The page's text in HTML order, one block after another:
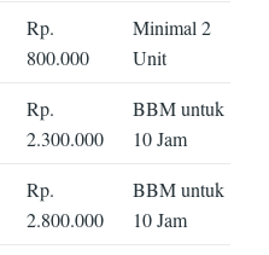
Rp.
800.000
Minimal 2
Unit
Rp.
2.300.000
BBM untuk
10 Jam
Rp.
2.800.000
BBM untuk
10 Jam